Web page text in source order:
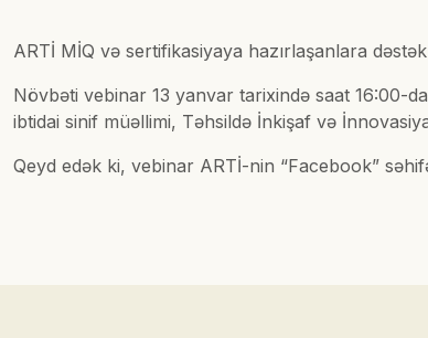
ARTİ MİQ və sertifikasiyaya hazırlaşanlara
Növbəti vebinar 13 yanvar tarixində saat 16:00-
ibtidai sinif müəllimi, Təhsildə İnkişaf və
Qeyd edək ki, vebinar ARTİ-nin “Facebook”